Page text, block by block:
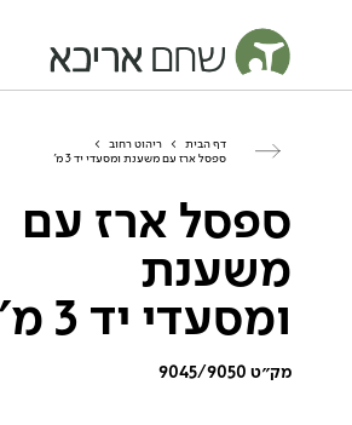
דף הבית > ריהוט רחוב
>
ספסל ארז עם משענת ומסעדי יד 3 מ’
ספסל ארז עם
משענת
ומסעדי יד 3 מ'
מק״ט 9045/9050